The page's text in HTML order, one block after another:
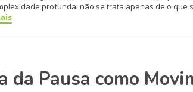
profunda: não se trata apenas de o que
da Pausa como